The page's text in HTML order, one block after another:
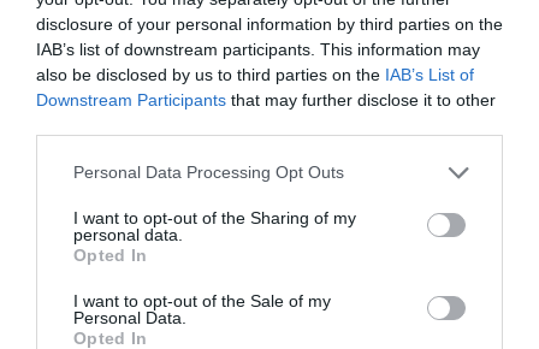
disclosure of your personal information by third parties on the
IAB’s list of downstream participants. This information may
also be disclosed by us to third parties on the IAB’s List of
Downstream Participants that may further disclose it to other
Please note that this website/app uses one or more Google
not limited to your visit or usage behaviour. You may click to
grant or deny consent to Google and its third-party tags to
use your data for below specified purposes in below Google
consent section.
Personal Data Processing Opt Outs
I want to opt-out of the Sharing of my
personal data.
Opted In
I want to opt-out of the Sale of my
Personal Data.
Opted In
ízvilágban mozgunk otthonosan, így az
üzleteinkben kínált pizzák a legkiválóbb
Napoletana lisztből, Nápoly környéki
San Marzano paradicsomból, kizárólag
fehér mozzarellából és az adott régióból
importált pizzafeltétekből készülnek,
ezért a felhasznált alapanyagok
megnevezése mellett méltán
szerepelhet az adott régió ízeit garantáló
A pizzakészítés minden egyes
mozdulatát kézzel, gépek segítsége
Te vagy a tulajdonos?